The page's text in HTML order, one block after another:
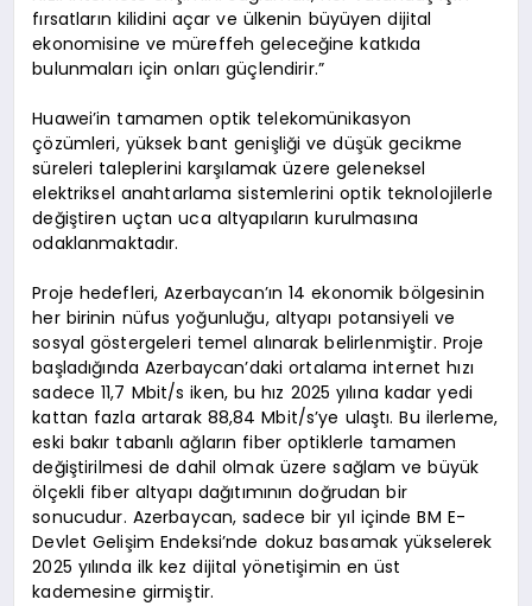
fırsatların kilidini açar ve ülkenin büyüyen dijital
ekonomisine ve müreffeh geleceğine katkıda
bulunmaları için onları güçlendirir.”
Huawei’in tamamen optik telekomünikasyon
çözümleri, yüksek bant genişliği ve düşük gecikme
süreleri taleplerini karşılamak üzere geleneksel
elektriksel anahtarlama sistemlerini optik teknolojilerle
değiştiren uçtan uca altyapıların kurulmasına
odaklanmaktadır.
Proje hedefleri, Azerbaycan’ın 14 ekonomik bölgesinin
her birinin nüfus yoğunluğu, altyapı potansiyeli ve
sosyal göstergeleri temel alınarak belirlenmiştir. Proje
başladığında Azerbaycan’daki ortalama internet hızı
sadece 11,7 Mbit/s iken, bu hız 2025 yılına kadar yedi
kattan fazla artarak 88,84 Mbit/s’ye ulaştı. Bu ilerleme,
eski bakır tabanlı ağların fiber optiklerle tamamen
değiştirilmesi de dahil olmak üzere sağlam ve büyük
ölçekli fiber altyapı dağıtımının doğrudan bir
sonucudur. Azerbaycan, sadece bir yıl içinde BM E-
Devlet Gelişim Endeksi’nde dokuz basamak yükselerek
2025 yılında ilk kez dijital yönetişimin en üst
kademesine girmiştir.